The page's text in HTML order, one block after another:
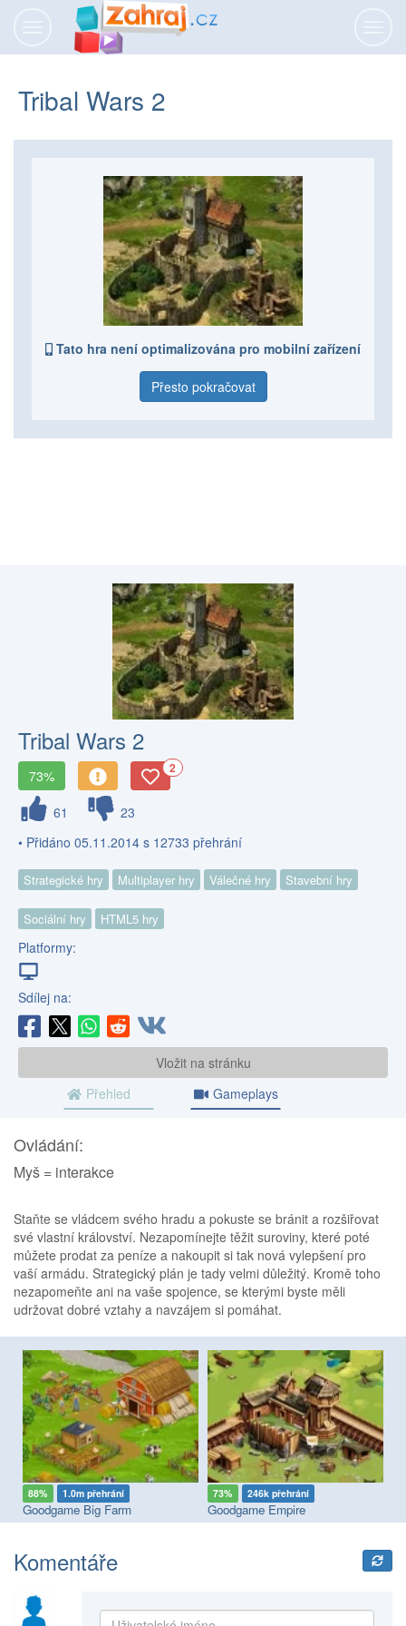
Tribal Wars 2
Tato hra není optimalizována pro mobilní zařízení
Přesto pokračovat
Tribal Wars 2
73% 2
61
23
• Přidáno 05.11.2014 s 12733 přehrání
Strategické hry Multiplayer hry Válečné hry Stavební hry
Sociální hry HTML5 hry
Platformy:
Sdílej na:
Vložit na stránku
Přehled
Gameplays
Ovládání:
Myš = interakce
Staňte se vládcem svého hradu a pokuste se bránit a rozšiřovat
své vlastní království. Nezapomínejte těžit suroviny, které poté
můžete prodat za peníze a nakoupit si tak nová vylepšení pro
vaší armádu. Strategický plán je tady velmi důležitý. Kromě toho
nezapomeňte ani na vaše spojence, se kterými byste měli
udržovat dobré vztahy a navzájem si pomáhat.
88% 1.0m přehrání
Goodgame Big Farm
73% 246k přehrání
Goodgame Empire
Komentáře